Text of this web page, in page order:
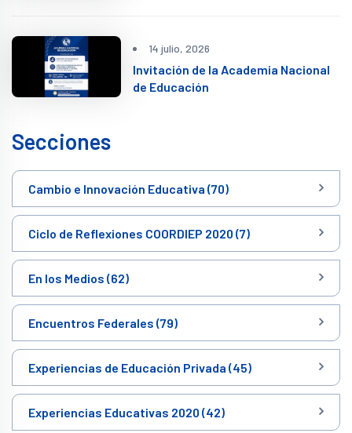
14 julio, 2026
Invitación de la Academia Nacional
de Educación
Secciones
Cambio e Innovación Educativa (70)
Ciclo de Reflexiones COORDIEP 2020 (7)
En los Medios (62)
Encuentros Federales (79)
Experiencias de Educación Privada (45)
Experiencias Educativas 2020 (42)